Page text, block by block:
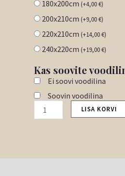
180x200cm (+4,00€)
200x210cm (+9,00€)
220x210cm (+14,00€)
240x220cm (+19,00€)
Kas soovite
Ei soovi voodilina
Soovin voodilina
LISA KORVI